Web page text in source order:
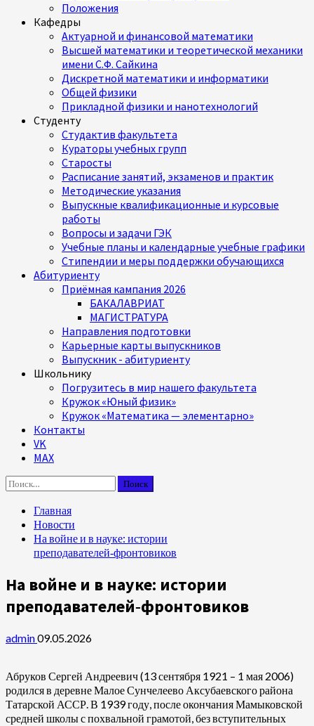
Положения
Кафедры
Актуарной и финансовой математики
Высшей математики и теоретической механики
имени С.Ф. Сайкина
Дискретной математики и информатики
Общей физики
Прикладной физики и нанотехнологий
Студенту
Студактив факультета
Кураторы учебных групп
Старосты
Расписание занятий, экзаменов и практик
Методические указания
Выпускные квалификационные и курсовые
работы
Вопросы и задачи ГЭК
Учебные планы и календарные учебные графики
Стипендии и меры поддержки обучающихся
Абитуриенту
Приёмная кампания 2026
БАКАЛАВРИАТ
МАГИСТРАТУРА
Направления подготовки
Карьерные карты выпускников
Выпускник - абитуриенту
Школьнику
Погрузитесь в мир нашего факультета
Кружок «Юный физик»
Кружок «Математика — элементарно»
Контакты
VK
MAX
Найти:
Главная
Новости
На войне и в науке: истории
преподавателей‑фронтовиков
На войне и в науке: истории
преподавателей‑фронтовиков
admin09.05.2026
Абруков Сергей Андреевич (13 сентября 1921 – 1 мая 2006)
родился в деревне Малое Сунчелеево Аксубаевского района
Татарской АССР. В 1939 году, после окончания Мамыковской
средней школы с похвальной грамотой, без вступительных